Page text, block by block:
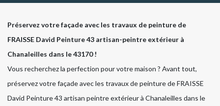
Préservez votre façade avec les travaux de peinture de
FRAISSE David Peinture 43 artisan-peintre extérieur à
Chanaleilles dans le 43170 !
Vous recherchez la perfection pour votre maison ? Avant tout,
préservez votre façade avec les travaux de peinture de FRAISSE
David Peinture 43 artisan peintre extérieur à Chanaleilles dans le